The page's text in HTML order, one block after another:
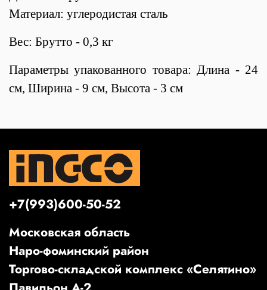
Материал: углеродистая сталь
Вес: Брутто - 0,3 кг
Параметры упакованного товара: Длина - 24
см, Ширина - 9 см, Высота - 3 см
+7(993)600-50-52
Московская область
Наро-фоминский район
Торгово-складской комплекс «Селятино»